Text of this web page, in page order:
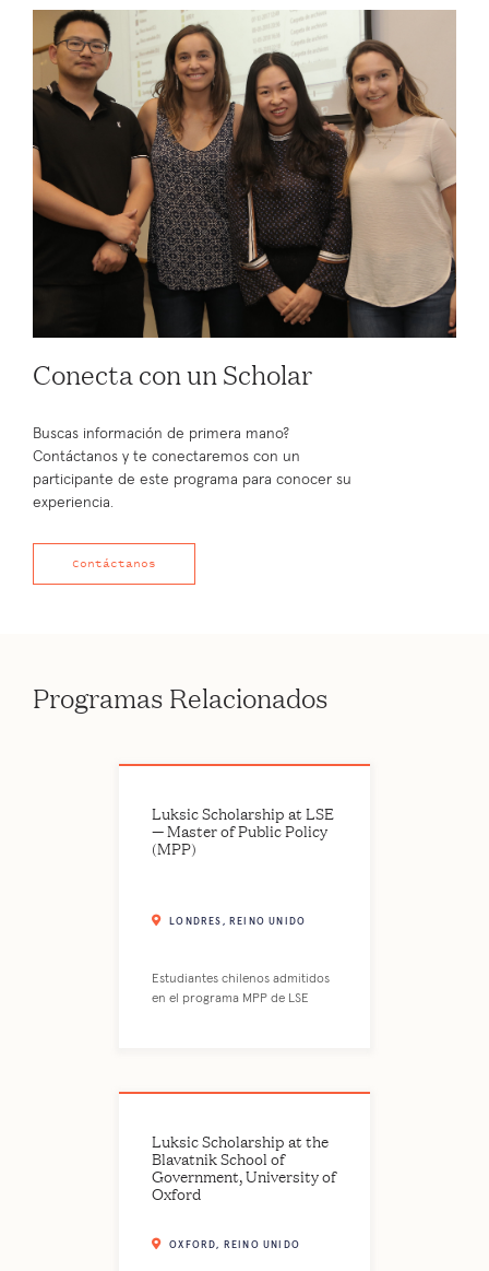
Conecta con un Scholar
Buscas información de primera mano?
Contáctanos y te conectaremos con un
participante de este programa para conocer su
experiencia.
Contáctanos
Programas Relacionados
Luksic Scholarship at LSE
— Master of Public Policy
(MPP)
LONDRES, REINO UNIDO
Estudiantes chilenos admitidos
en el programa MPP de LSE
Luksic Scholarship at the
Blavatnik School of
Government, University of
Oxford
OXFORD, REINO UNIDO